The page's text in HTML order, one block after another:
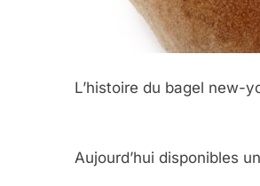
L’histoire du bagel new-
Aujourd’hui disponibles